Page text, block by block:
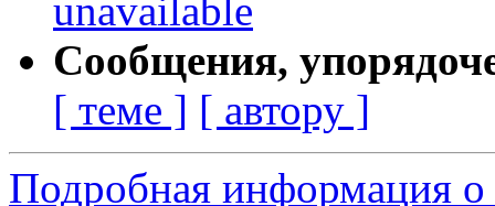
unavailable
Сообщения,
[ теме ] [ автору ]
Подробная информация